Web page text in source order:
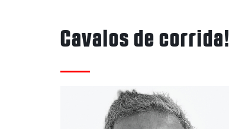
Cavalos de corrida!